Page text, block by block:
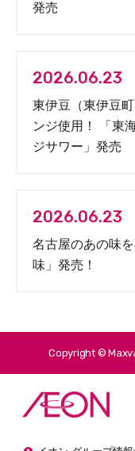
発売
2026.06.23
東伊豆（東伊豆
ンジ使用！ 「東
ジサワー」発売
2026.06.23
名古屋のあの味
味」発売！
Copyright ©